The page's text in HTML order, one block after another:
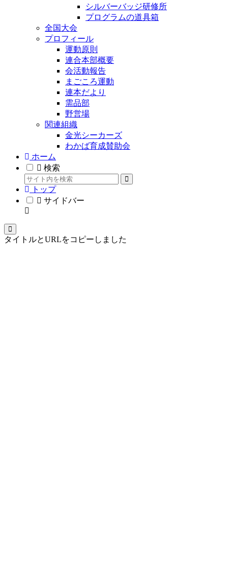
シルバーバッジ研修所
プログラムの道具箱
全国大会
プロフィール
運動原則
連合本部概要
会活動報告
まごころ運動
連本だより
需品部
野営場
関連組織
金光シーカーズ
わかば育成賛助会
ホーム
検索
トップ
サイドバー
タイトルとURLをコピーしました